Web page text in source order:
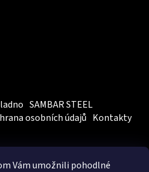
Vámumožnili pohodlné
SAMBAR STEEL
osobních údajů Kontakty